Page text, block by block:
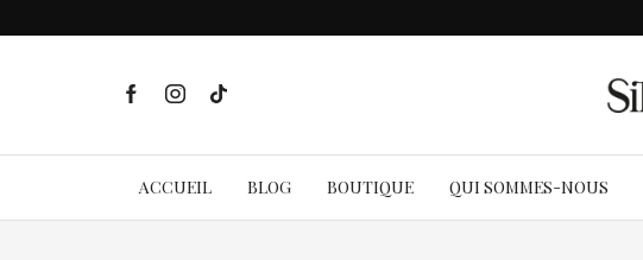
ACCUEIL BLOG BOUTIQUE QUI SOMMES-NOUS